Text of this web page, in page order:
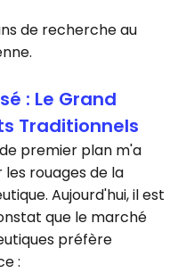
de recherche au
: Le Grand
Traditionnels
premier plan m'a
rouages de la
Aujourd'hui, il est
que le marché
préfère
: